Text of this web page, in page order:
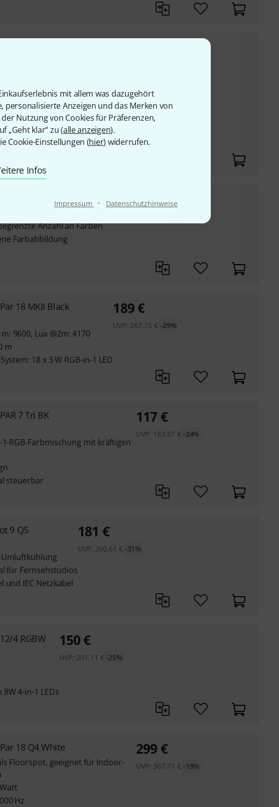
mit allem was dazugehört
personalisierte Anzeigen und das Merken von
Nutzung von Cookies für Präferenzen,
„Geht klar“ zu (alle anzeigen).
Cookie-Einstellungen (hier) widerrufen.
Infos
Impressum · Datenschutzhinweise
Transport als auch bei der
Platz
steuerbar - kann sowohl DMX-
als auch musikgetaktet
Anzahl an Farben
Farbabbildung
740€
18 MKII Black
9600, Lux @2m: 4170
m
18 x 3 W RGB-in-1 LED
189€
UVP: 267,75 € -29%
7 Tri BK
RGB-Farbmischung mit kräftigen
steuerbar
117 €
UVP: 153,51 € -24%
9 Q5
für Fernsehstudios
und IEC Netzkabel
181 €
UVP: 260,61 € -31%
4 RGBW
8W 4-in-1 LEDs
150€
UVP: 201,11 € -25%
18 Q4 White
Floorspot, geeignet für Indoor-
Hz
299 €
UVP: 367,71 € -19%